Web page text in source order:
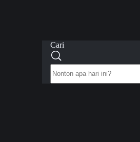
Cari